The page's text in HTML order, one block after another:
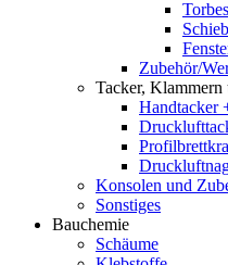
Zubehör/
Tacker,
Handtacker
Konsolen und
Sonstiges
Bauchemie
Schäume